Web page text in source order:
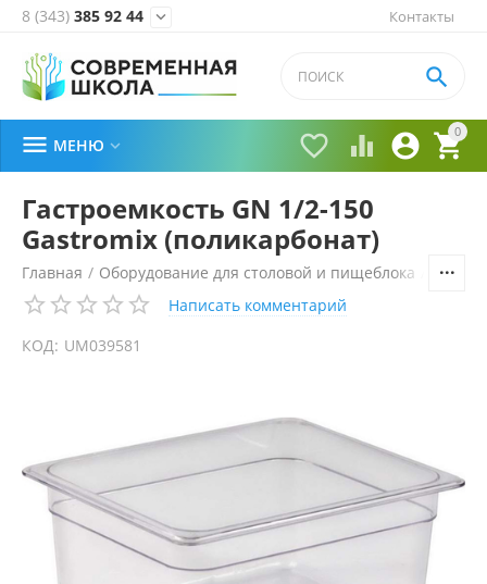
Контакты
8 (343) 385 92 44 
0


 

 МЕНЮ 
Гастроемкость GN 1/2-150
Gastromix (поликарбонат)
Главная / Оборудование для столовой и пищеблока
Написать комментарий
КОД: UM039581